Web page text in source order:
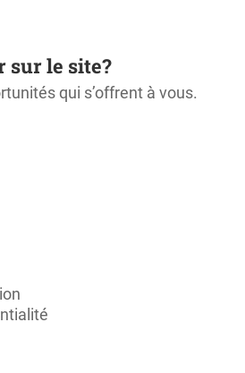
sur le site?
qui s’offrent à vous.